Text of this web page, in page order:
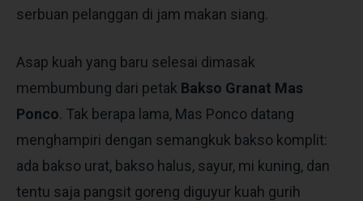
serbuan pelanggan di jam makan siang.
Asap kuah yang baru selesai dimasak
membumbung dari petak Bakso Granat Mas
Ponco. Tak berapa lama, Mas Ponco datang
menghampiri dengan semangkuk bakso komplit:
ada bakso urat, bakso halus, sayur, mi kuning, dan
tentu saja pangsit goreng diguyur kuah gurih